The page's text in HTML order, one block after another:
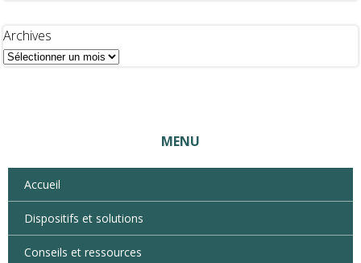
Archives
MENU
Accueil
Dispositifs et solutions
Conseils et ressources